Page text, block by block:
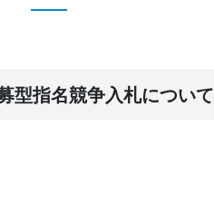
型指名競争入札について